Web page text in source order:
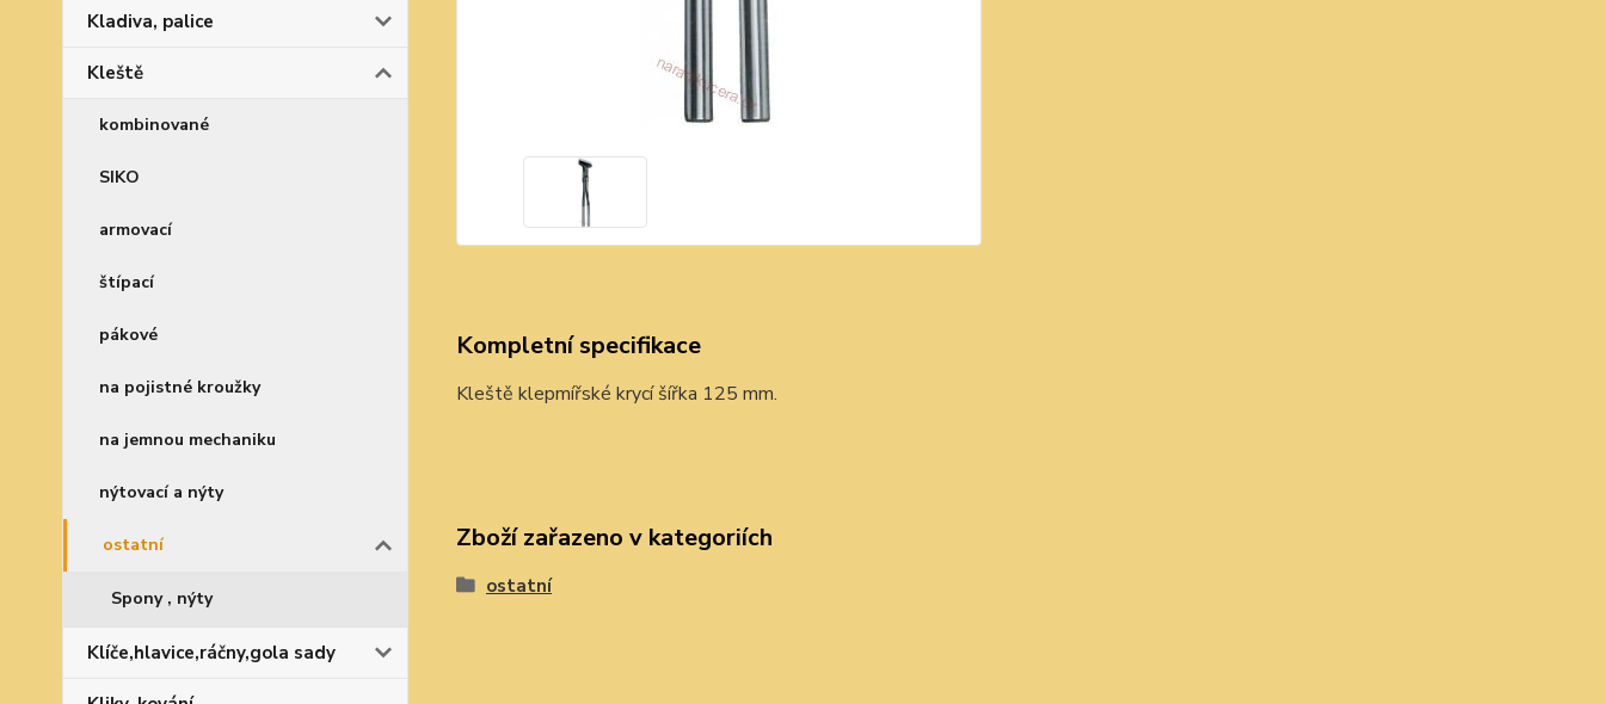
Kladiva, palice
Kleště
kombinované
SIKO
armovací
štípací
pákové
na pojistné kroužky
na jemnou mechaniku
nýtovací a nýty
ostatní
Spony , nýty
Klíče,hlavice,ráčny,gola sady
Kompletní specifikace
Kleště klepmířské krycí šířka 125 mm.
Zboží zařazeno v kategoriích
ostatní